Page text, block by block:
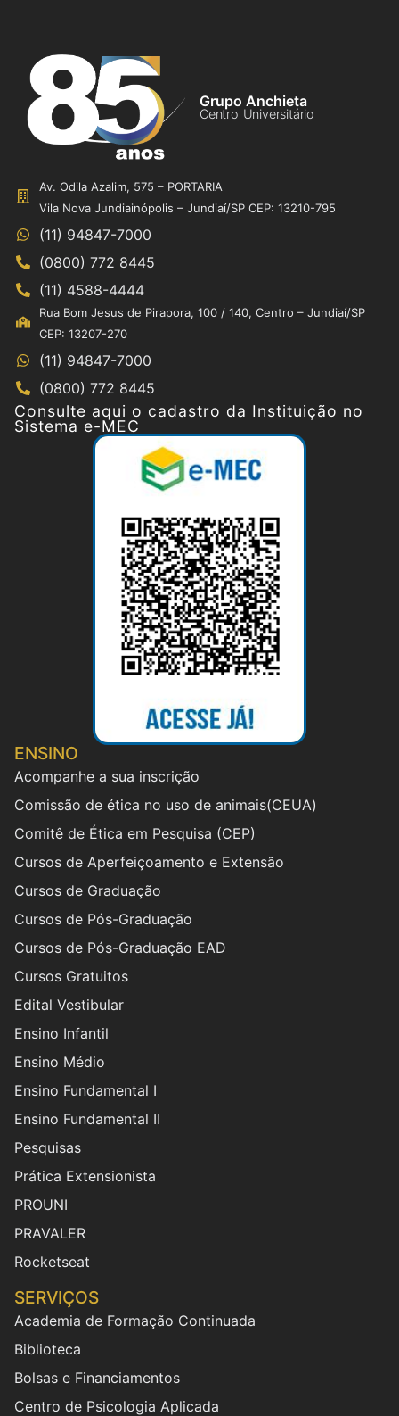
Grupo Anchieta
Centro Universitário
Av. Odila Azalim, 575 – PORTARIA
Vila Nova Jundiainópolis – Jundiaí/SP CEP: 13210-795
(11) 94847-7000
(0800) 772 8445
(11) 4588-4444
Rua Bom Jesus de Pirapora, 100 / 140, Centro – Jundiaí/SP
CEP: 13207-270
(11) 94847-7000
(0800) 772 8445
Consulte aqui o cadastro da Instituição no
Sistema e-MEC
ENSINO
Acompanhe a sua inscrição
Comissão de ética no uso de animais(CEUA)
Comitê de Ética em Pesquisa (CEP)
Cursos de Aperfeiçoamento e Extensão
Cursos de Graduação
Cursos de Pós-Graduação
Cursos de Pós-Graduação EAD
Cursos Gratuitos
Edital Vestibular
Ensino Infantil
Ensino Médio
Ensino Fundamental I
Ensino Fundamental II
Pesquisas
Prática Extensionista
PROUNI
PRAVALER
Rocketseat
SERVIÇOS
Academia de Formação Continuada
Biblioteca
Bolsas e Financiamentos
Centro de Psicologia Aplicada